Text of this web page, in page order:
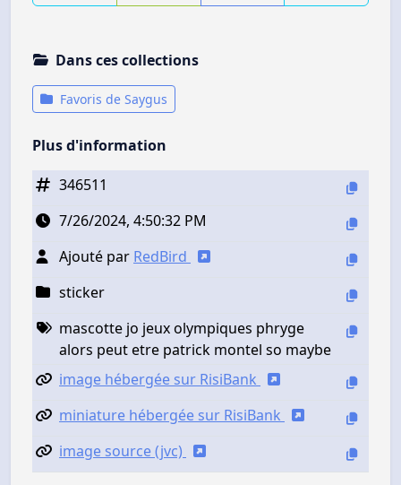
Dans ces collections
Favoris de Saygus
Plus d'information
346511
7/26/2024, 4:50:32 PM
Ajouté par RedBird
sticker
mascotte jo jeux olympiques phryge
alors peut etre patrick montel so maybe
image hébergée sur RisiBank
miniature hébergée sur RisiBank
image source (jvc)